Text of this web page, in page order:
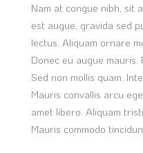
Nam at congue nibh, sit
est augue, gravida sed
lectus. Aliquam ornare
Donec eu augue
Sed non mollis quam.
Mauris convallis arcu
amet libero. Aliquam
Mauris commodo